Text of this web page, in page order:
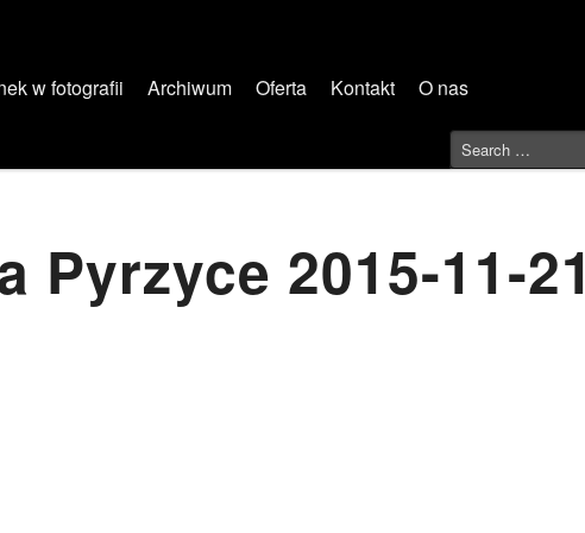
w fotografii Archiwum Oferta Kontakt O nas
Pyrzyce 2015-11-21